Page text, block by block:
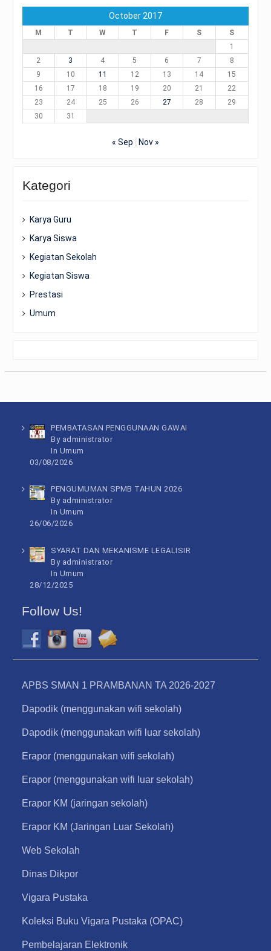
October 2017
M T W T F S
S
1
2
3 4 5 6 7
8
9
10 11 12 13 14
15
16
17 18 19 20 21
22
23
24 25 26 27 28
29
30
31
« Sep Nov »
Kategori
Karya Guru
Karya Siswa
Kegiatan Sekolah
Kegiatan Siswa
Prestasi
Umum
PEMBATASAN PENGGUNAAN GAWAI
By administrator
In Umum
03/08/2026
PENGUMUMAN SPMB TAHUN 2026
By administrator
In Umum
26/06/2026
SYARAT DAN MEKANISME LEGALISIR
By administrator
In Umum
28/12/2025
Follow Us!
APBS SMAN 1 PRAMBANAN TA 2026-2027
Dapodik (menggunakan wifi sekolah)
Dapodik (menggunakan wifi luar sekolah)
Erapor (menggunakan wifi sekolah)
Erapor (menggunakan wifi luar sekolah)
Erapor KM (jaringan sekolah)
Erapor KM (Jaringan Luar Sekolah)
Web Sekolah
Dinas Dikpor
Vigara Pustaka
Koleksi Buku Vigara Pustaka (OPAC)
Pembelajaran Elektronik